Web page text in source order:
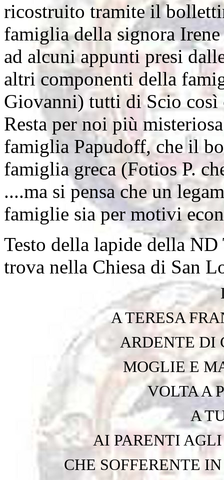
ricostruito tramite il
famiglia della signora
ad alcuni appunti presi
altri componenti della
Giovanni) tutti di Scio così
Resta per noi più
famiglia Papudoff, che il
famiglia greca (Fotios P.
....ma si pensa che un
famiglie sia per motivi
Testo della lapide della
trova nella Chiesa di San
A TERESA
ARDENTE DI
MOGLIE E
VOLTA A
A
AI PARENTI
CHE SOFFERENTE